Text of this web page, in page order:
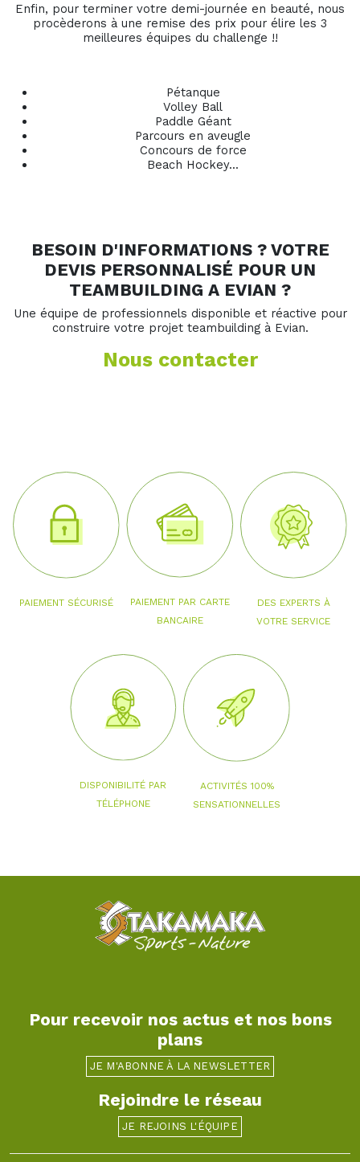
Enfin, pour terminer votre demi-journée en beauté, nous
procèderons à une remise des prix pour élire les 3
meilleures équipes du challenge !!
Pétanque
Volley Ball
Paddle Géant
Parcours en aveugle
Concours de force
Beach Hockey...
BESOIN D'INFORMATIONS ? VOTRE
DEVIS PERSONNALISÉ POUR UN
TEAMBUILDING A EVIAN ?
Une équipe de professionnels disponible et réactive pour
construire votre projet teambuilding à Evian.
Nous contacter
PAIEMENT SÉCURISÉ
PAIEMENT PAR CARTE
BANCAIRE
DES EXPERTS À
VOTRE SERVICE
DISPONIBILITÉ PAR
TÉLÉPHONE
ACTIVITÉS 100%
SENSATIONNELLES
Pour recevoir nos actus et nos bons
plans
JE M'ABONNE À LA NEWSLETTER
Rejoindre le réseau
JE REJOINS L'ÉQUIPE